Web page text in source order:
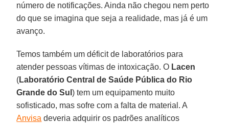
número de notificações. Ainda não chegou nem perto
do que se imagina que seja a realidade, mas já é um
avanço.
Temos também um déficit de laboratórios para
atender pessoas vítimas de intoxicação. O Lacen
(Laboratório Central de Saúde Pública do Rio
Grande do Sul) tem um equipamento muito
sofisticado, mas sofre com a falta de material. A
Anvisa deveria adquirir os padrões analíticos